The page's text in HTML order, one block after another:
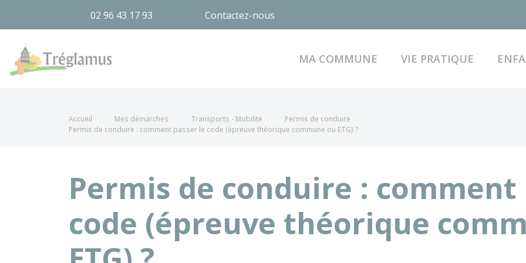
02 96 43 17 93 Contactez-nous
MA COMMUNE VIE PRATIQUE
Accueil Mes démarches Transports - Mobilité
Permis de conduire
Permis de conduire : comment passer le code (épreuve théorique commune ou ETG) ?
Permis de conduire : comment
code (épreuve théorique